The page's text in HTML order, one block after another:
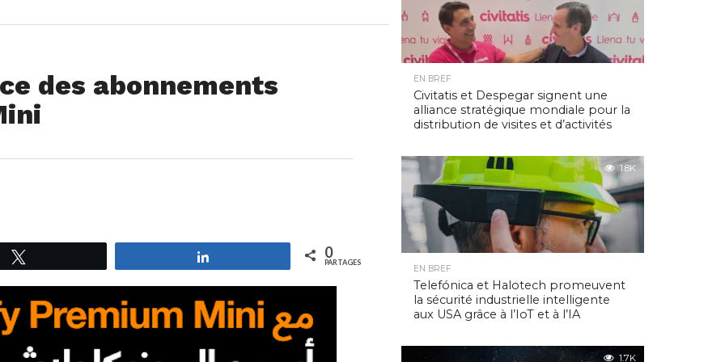
des abonnements
0
PARTAGES
EN BREF
Civitatis et Despegar signent une
alliance stratégique mondiale pour la
distribution de visites et d’activités
1.8K
EN BREF
Telefónica et Halotech promeuvent
la sécurité industrielle intelligente
aux USA grâce à l’IoT et à l’IA
1.7K